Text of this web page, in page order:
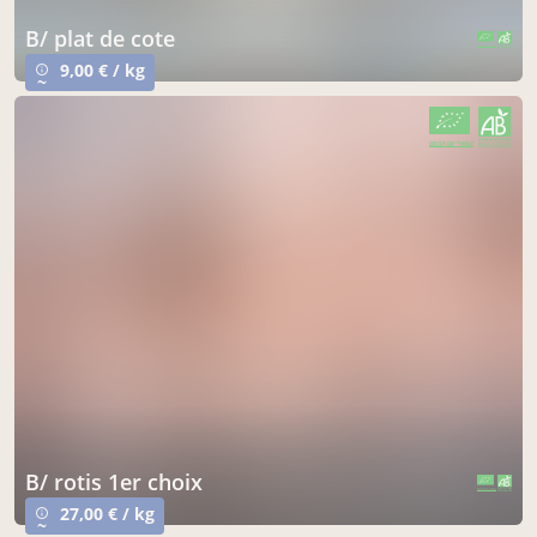
b/ plat de cote
info_outline
~ 9,00 € / kg
b/ rotis 1er choix
info_outline
~ 27,00 € / kg
CERTIFIÉ PAR FR-BIO-10
AGRICULTURE FRANCE